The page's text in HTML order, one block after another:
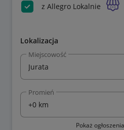
z Allegro Lokalnie
Lokalizacja
Miejscowość
Promień
Pokaż